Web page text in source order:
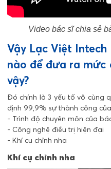
Video bác sĩ chia sẻ
Vậy Lạc Việt
nào để đưa ra mức
vậy?
Đó chính là 3 yếu tố vô cùng
định 99,9% sự thành công
- Trình độ chuyên môn của
- Công nghệ điều trị hiện đại
- Khí cụ chỉnh nha
Khí cụ chỉnh nha